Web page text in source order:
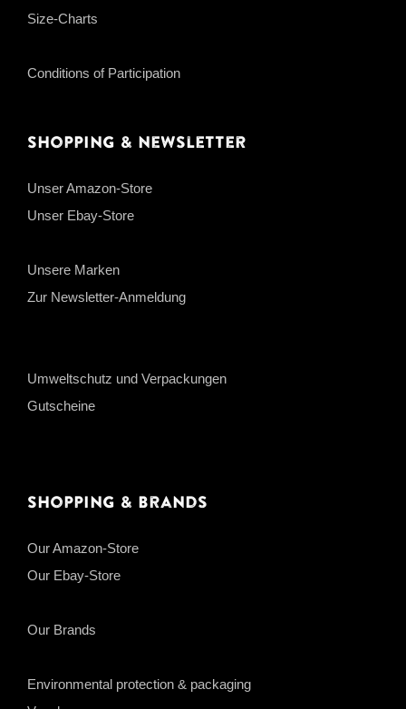
Size-Charts
Conditions of Participation
Shopping & Newsletter
Unser Amazon-Store
Unser Ebay-Store
Unsere Marken
Zur Newsletter-Anmeldung
Umweltschutz und Verpackungen
Gutscheine
Shopping & Brands
Our Amazon-Store
Our Ebay-Store
Our Brands
Environmental protection & packaging